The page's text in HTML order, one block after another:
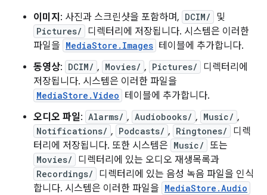
이미지 : 사진과 스크린샷을 포함하며, DCIM/ 및
Pictures/
디렉터리에 저장됩니다. 시스템은 이러한
파일을 MediaStore.Images 테이블에 추가합니다.
동영상: DCIM/ , Movies/ , Pictures/
디렉터리에
저장됩니다. 시스템은 이러한 파일을
MediaStore.Video 테이블에 추가합니다.
오디오 파일: Alarms/ , Audiobooks/ , Music/ ,
Notifications/ , Podcasts/ , Ringtones/
디렉
터리에 저장됩니다. 또한 시스템은 Music/ 또는
Movies/ 디렉터리에 있는 오디오 재생목록과
Recordings/
디렉터리에 있는 음성 녹음 파일을 인식
합니다. 시스템은 이러한 파일을 MediaStore.Audio